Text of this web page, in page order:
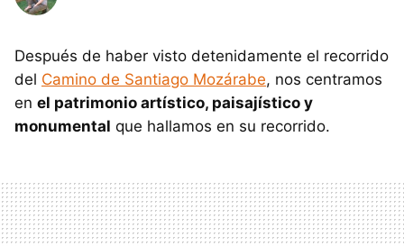
Después de haber visto detenidamente el recorrido
del Camino de Santiago Mozárabe, nos centramos
en el patrimonio artístico, paisajístico y
monumental que hallamos en su recorrido.